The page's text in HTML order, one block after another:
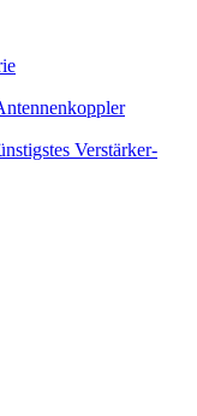
Verstärker-